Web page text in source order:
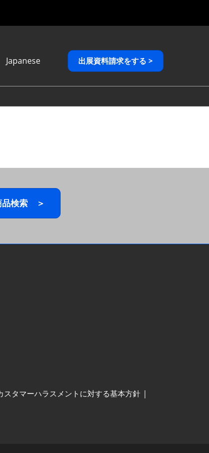
Japanese
文
出展資料請求をする >
品検索 ＞
スタマーハラスメントに対する基本方針